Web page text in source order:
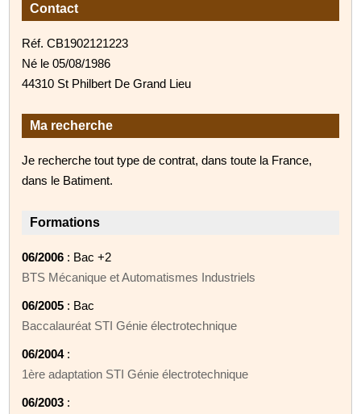
Contact
Réf. CB1902121223
Né le 05/08/1986
44310 St Philbert De Grand Lieu
Ma recherche
Je recherche tout type de contrat, dans toute la France,
dans le Batiment.
Formations
06/2006 : Bac +2
BTS Mécanique et Automatismes Industriels
06/2005 : Bac
Baccalauréat STI Génie électrotechnique
06/2004:
1ère adaptation STI Génie électrotechnique
06/2003 :